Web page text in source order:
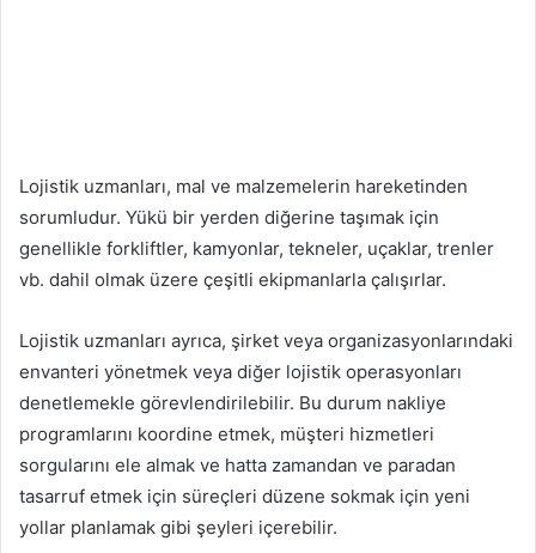
Lojistik uzmanları, mal ve malzemelerin hareketinden
sorumludur. Yükü bir yerden diğerine taşımak için
genellikle forkliftler, kamyonlar, tekneler, uçaklar, trenler
vb. dahil olmak üzere çeşitli ekipmanlarla çalışırlar.
Lojistik uzmanları ayrıca, şirket veya organizasyonlarındaki
envanteri yönetmek veya diğer lojistik operasyonları
denetlemekle görevlendirilebilir. Bu durum nakliye
programlarını koordine etmek, müşteri hizmetleri
sorgularını ele almak ve hatta zamandan ve paradan
tasarruf etmek için süreçleri düzene sokmak için yeni
yollar planlamak gibi şeyleri içerebilir.